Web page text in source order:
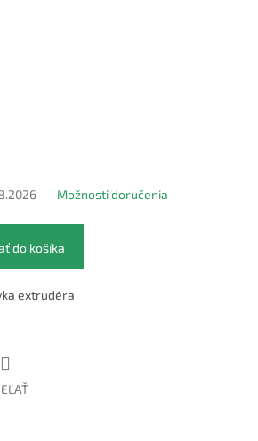
Možnosti doručenia
do košíka
extrudéra